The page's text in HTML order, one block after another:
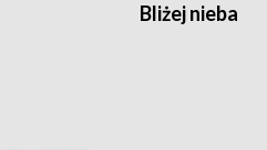
Bliżej nieba